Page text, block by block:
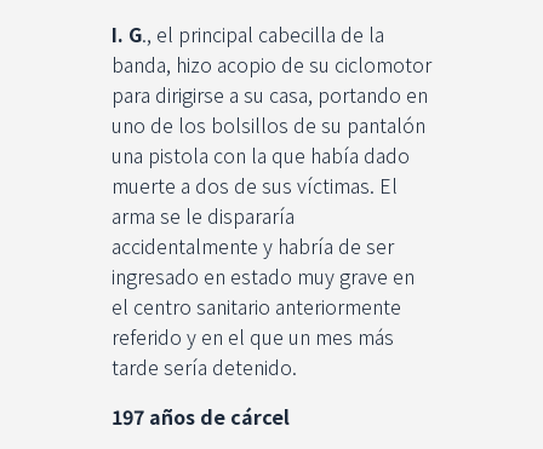
I. G., el principal cabecilla de la
banda, hizo acopio de su ciclomotor
para dirigirse a su casa, portando en
uno de los bolsillos de su pantalón
una pistola con la que había dado
muerte a dos de sus víctimas. El
arma se le dispararía
accidentalmente y habría de ser
ingresado en estado muy grave en
el centro sanitario anteriormente
referido y en el que un mes más
tarde sería detenido.
197 años de cárcel